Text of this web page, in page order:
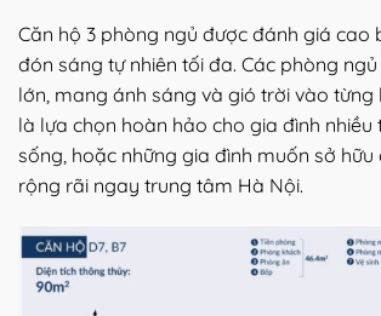
Căn hộ 3 phòng ngủ được đánh giá cao
đón sáng tự nhiên tối đa. Các phòng
lớn, mang ánh sáng và gió trời vào
là lựa chọn hoàn hảo cho gia đình nhiều
sống, hoặc những gia đình muốn sở
rộng rãi ngay trung tâm Hà Nội.